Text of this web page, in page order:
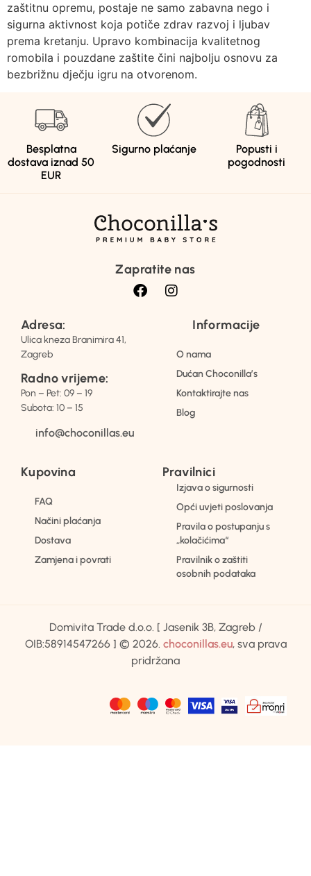
zaštitnu opremu, postaje ne samo zabavna nego i
sigurna aktivnost koja potiče zdrav razvoj i ljubav
prema kretanju. Upravo kombinacija kvalitetnog
romobila i pouzdane zaštite čini najbolju osnovu za
bezbrižnu dječju igru na otvorenom.
Besplatna
dostava iznad 50
EUR
Sigurno plaćanje
Popusti i
pogodnosti
Zapratite nas
Adresa:
Ulica kneza Branimira 41,
Zagreb
Radno vrijeme:
Pon – Pet: 09 – 19
Subota: 10 – 15
info@choconillas.eu
Informacije
O nama
Dućan Choconilla’s
Kontaktirajte nas
Blog
Kupovina
FAQ
Načini plaćanja
Dostava
Zamjena i povrati
Pravilnici
Izjava o sigurnosti
Opći uvjeti poslovanja
Pravila o postupanju s
„kolačićima“
Pravilnik o zaštiti
osobnih podataka
Domivita Trade d.o.o. [ Jasenik 3B, Zagreb /
OIB:58914547266 ] © 2026. choconillas.eu, sva prava
pridržana